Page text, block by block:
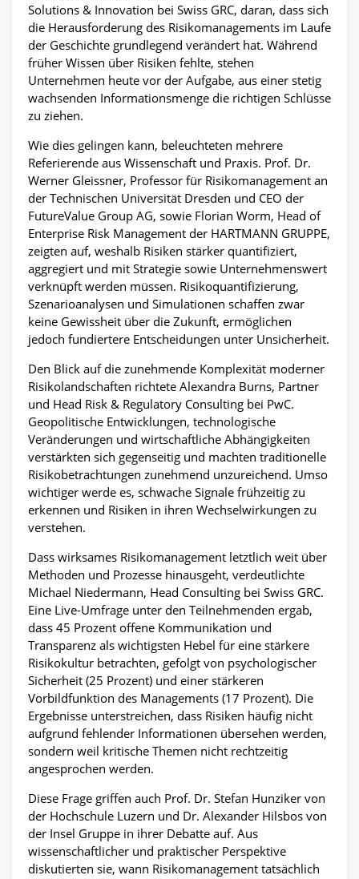
Solutions & Innovation bei Swiss GRC, daran, dass sich
die Herausforderung des Risikomanagements im Laufe
der Geschichte grundlegend verändert hat. Während
früher Wissen über Risiken fehlte, stehen
Unternehmen heute vor der Aufgabe, aus einer stetig
wachsenden Informationsmenge die richtigen Schlüsse
zu ziehen.
Wie dies gelingen kann, beleuchteten mehrere
Referierende aus Wissenschaft und Praxis. Prof. Dr.
Werner Gleissner, Professor für Risikomanagement an
der Technischen Universität Dresden und CEO der
FutureValue Group AG, sowie Florian Worm, Head of
Enterprise Risk Management der HARTMANN GRUPPE,
zeigten auf, weshalb Risiken stärker quantifiziert,
aggregiert und mit Strategie sowie Unternehmenswert
verknüpft werden müssen. Risikoquantifizierung,
Szenarioanalysen und Simulationen schaffen zwar
keine Gewissheit über die Zukunft, ermöglichen
jedoch fundiertere Entscheidungen unter Unsicherheit.
Den Blick auf die zunehmende Komplexität moderner
Risikolandschaften richtete Alexandra Burns, Partner
und Head Risk & Regulatory Consulting bei PwC.
Geopolitische Entwicklungen, technologische
Veränderungen und wirtschaftliche Abhängigkeiten
verstärkten sich gegenseitig und machten traditionelle
Risikobetrachtungen zunehmend unzureichend. Umso
wichtiger werde es, schwache Signale frühzeitig zu
erkennen und Risiken in ihren Wechselwirkungen zu
verstehen.
Dass wirksames Risikomanagement letztlich weit über
Methoden und Prozesse hinausgeht, verdeutlichte
Michael Niedermann, Head Consulting bei Swiss GRC.
Eine Live-Umfrage unter den Teilnehmenden ergab,
dass 45 Prozent offene Kommunikation und
Transparenz als wichtigsten Hebel für eine stärkere
Risikokultur betrachten, gefolgt von psychologischer
Sicherheit (25 Prozent) und einer stärkeren
Vorbildfunktion des Managements (17 Prozent). Die
Ergebnisse unterstreichen, dass Risiken häufig nicht
aufgrund fehlender Informationen übersehen werden,
sondern weil kritische Themen nicht rechtzeitig
angesprochen werden.
Diese Frage griffen auch Prof. Dr. Stefan Hunziker von
der Hochschule Luzern und Dr. Alexander Hilsbos von
der Insel Gruppe in ihrer Debatte auf. Aus
wissenschaftlicher und praktischer Perspektive
diskutierten sie, wann Risikomanagement tatsächlich